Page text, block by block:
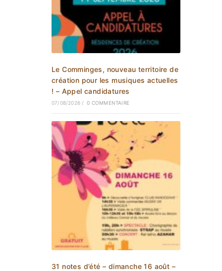
Le Comminges, nouveau territoire de
création pour les musiques actuelles
! – Appel candidatures
07/08/2026 / 0 COMMENTAIRE
31 notes d’été – dimanche 16 août –